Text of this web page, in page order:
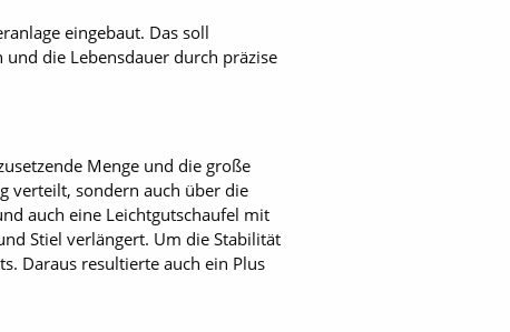
eingebaut. Das soll
die Lebensdauer durch präzise
Menge und die große
verteilt, sondern auch über die
auch eine Leichtgutschaufel mit
Stiel verlängert. Um die Stabilität
Daraus resultierte auch ein Plus